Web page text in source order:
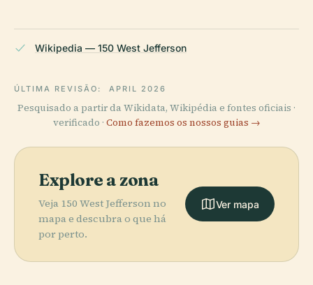
Wikipedia — 150 West Jefferson
ÚLTIMA REVISÃO: APRIL 2026
Pesquisado a partir da Wikidata, Wikipédia e fontes oficiais ·
verificado · Como fazemos os nossos guias →
Explore a zona
Veja 150 West Jefferson no
mapa e descubra o que há
por perto.
Ver mapa